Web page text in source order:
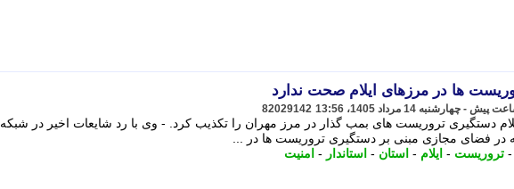
ها در مرزهای ایلام صحت ندارد
82029142
دستگیری تروریست های بمب گذار در مرز مهران را تکذیب کرد. - وی با رد شایعات اخیر در شبکه
در فضای مجازی مبنی بر دستگیری تروریست ها در ...
- تروریست - ایلام - استان - استاندار - امنیت